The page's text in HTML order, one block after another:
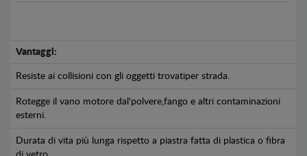
Vantaggi:
Resiste ai collisioni con gli oggetti trovatiper strada.
Rotegge il vano motore dal'polvere,fango e altri contaminazioni
esterni.
Durata di vita più lunga rispetto a piastra fatta di plastica o fibra